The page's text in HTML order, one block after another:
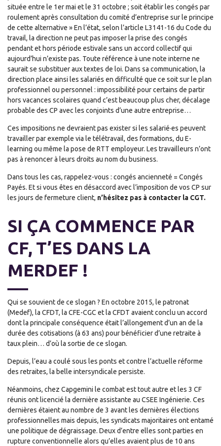
située entre le 1er mai et le 31 octobre ; soit établir les congés par
roulement après consultation du comité d’entreprise sur le principe
de cette alternative » En l’état, selon l’article L3141-16 du Code du
travail, la direction ne peut pas imposer la prise des congés
pendant et hors période estivale sans un accord collectif qui
aujourd’hui n’existe pas. Toute référence à une note interne ne
saurait se substituer aux textes de loi. Dans sa communication, la
direction place ainsi les salariés en difficulté que ce soit sur le plan
professionnel ou personnel : impossibilité pour certains de partir
hors vacances scolaires quand c’est beaucoup plus cher, décalage
probable des CP avec les conjoints d’une autre entreprise…
Ces impositions ne devraient pas exister si les salarié·es peuvent
travailler par exemple via le télétravail, des formations, du E-
learning ou même la pose de RTT employeur. Les travailleurs n’ont
pas à renoncer à leurs droits au nom du business.
Dans tous les cas, rappelez-vous : congés ancienneté = Congés
Payés. Et si vous êtes en désaccord avec l’imposition de vos CP sur
les jours de fermeture client, n’hésitez pas à contacter la CGT.
SI ÇA COMMENCE PAR
CF, T’ES DANS LA
MERDEF !
Qui se souvient de ce slogan ? En octobre 2015, le patronat
(Medef), la CFDT, la CFE-CGC et la CFDT avaient conclu un accord
dont la principale conséquence était l’allongement d’un an de la
durée des cotisations (à 63 ans) pour bénéficier d’une retraite à
taux plein… d’où la sortie de ce slogan.
Depuis, l’eau a coulé sous les ponts et contre l’actuelle réforme
des retraites, la belle intersyndicale persiste.
Néanmoins, chez Capgemini le combat est tout autre et les 3 CF
réunis ont licencié la dernière assistante au CSEE Ingénierie. Ces
dernières étaient au nombre de 3 avant les dernières élections
professionnelles mais depuis, les syndicats majoritaires ont entamé
une politique de dégraissage. Deux d’entre elles sont parties en
rupture conventionnelle alors qu’elles avaient plus de 10 ans